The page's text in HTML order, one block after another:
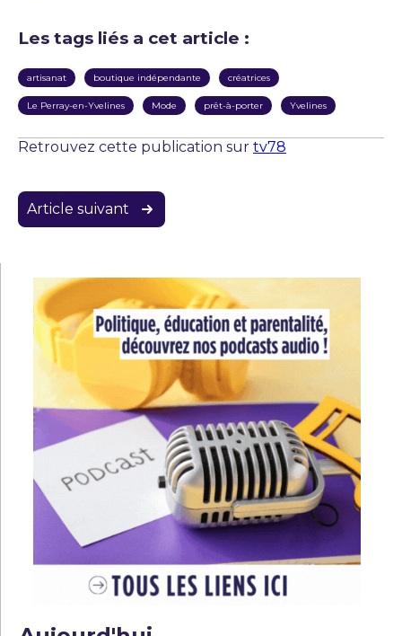
Les tags liés a cet article :
artisanat boutique indépendante créatrices
Le Perray-en-Yvelines Mode prêt-à-porter Yvelines
Retrouvez cette publication sur tv78
Navigation
de
Article suivant